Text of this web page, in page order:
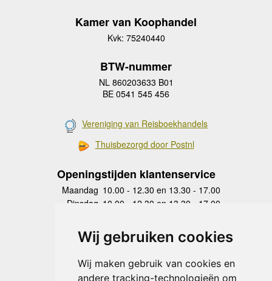
Wij gebruiken cookies
Wij maken gebruik van cookies en
andere tracking-technologieën om
Kamer van Koophandel
Kvk: 75240440
BTW-nummer
NL 860203633 B01
BE 0541 545 456
Vereniging van Reisboekhandels
Thuisbezorgd door Postnl
Openingstijden klantenservice
Maandag 10.00 - 12.30 en 13.30 - 17.00
Dinsdag 10.00 - 12.30 en 13.30 - 17.00
Donderdag
10.00 - 12.30 en 13.30 - 17.00
Vrijdag 10.00 - 12.30 en 13.30 - 17.00
Zaterdag
gesloten
Zondag gesloten